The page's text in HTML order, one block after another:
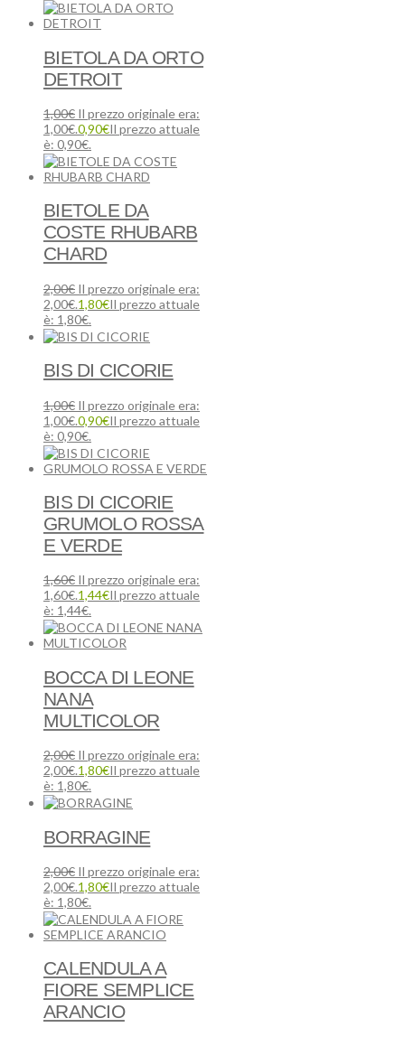
BIETOLA DA ORTO
DETROIT
1,00€ Il prezzo originale era:
1,00€.0,90€Il prezzo attuale
è: 0,90€.
BIETOLE DA
COSTE RHUBARB
CHARD
2,00€ Il prezzo originale era:
2,00€.1,80€Il prezzo attuale
è: 1,80€.
BIS DI CICORIE
1,00€ Il prezzo originale era:
1,00€.0,90€Il prezzo attuale
è: 0,90€.
BIS DI CICORIE
GRUMOLO ROSSA
E VERDE
1,60€ Il prezzo originale era:
1,60€.1,44€Il prezzo attuale
è: 1,44€.
BOCCA DI LEONE
NANA
MULTICOLOR
2,00€ Il prezzo originale era:
2,00€.1,80€Il prezzo attuale
è: 1,80€.
BORRAGINE
2,00€ Il prezzo originale era:
2,00€.1,80€Il prezzo attuale
è: 1,80€.
CALENDULA A
FIORE SEMPLICE
ARANCIO